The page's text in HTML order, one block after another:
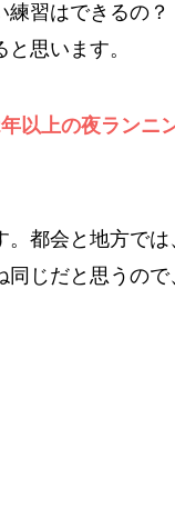
練習はできるの？
思います。
以上の夜ランニ
都会と地方で
同じだと思うの